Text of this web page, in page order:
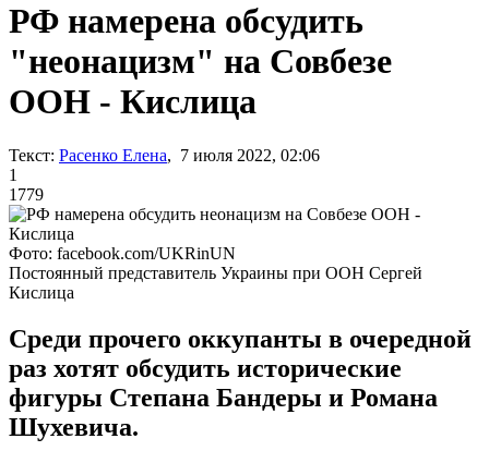
РФ намерена обсудить
"неонацизм" на Совбезе
ООН - Кислица
Текст: Расенко Елена, 7 июля 2022, 02:06
1
1779
Фото: facebook.com/UKRinUN
Постоянный представитель Украины при ООН Сергей
Кислица
Среди прочего оккупанты в очередной
раз хотят обсудить исторические
фигуры Степана Бандеры и Романа
Шухевича.